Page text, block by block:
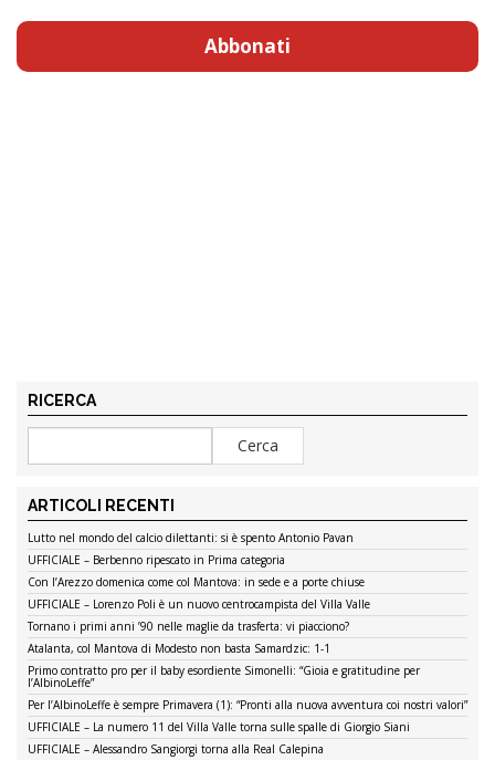
Abbonati
RICERCA
ARTICOLI RECENTI
Lutto nel mondo del calcio dilettanti: si è spento Antonio Pavan
UFFICIALE – Berbenno ripescato in Prima categoria
Con l’Arezzo domenica come col Mantova: in sede e a porte chiuse
UFFICIALE – Lorenzo Poli è un nuovo centrocampista del Villa Valle
Tornano i primi anni ’90 nelle maglie da trasferta: vi piacciono?
Atalanta, col Mantova di Modesto non basta Samardzic: 1-1
Primo contratto pro per il baby esordiente Simonelli: “Gioia e gratitudine per
l’AlbinoLeffe”
Per l’AlbinoLeffe è sempre Primavera (1): “Pronti alla nuova avventura coi nostri valori”
UFFICIALE – La numero 11 del Villa Valle torna sulle spalle di Giorgio Siani
UFFICIALE – Alessandro Sangiorgi torna alla Real Calepina